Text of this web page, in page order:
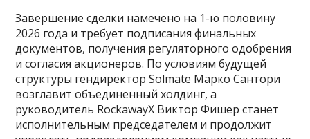
Завершение сделки намечено на 1-ю половину
2026 года и требует подписания финальных
документов, получения регуляторного одобрения
и согласия акционеров. По условиям будущей
структуры гендиректор Solmate Марко Сантори
возглавит объединенный холдинг, а
руководитель RockawayX Виктор Фишер станет
исполнительным председателем и продолжит